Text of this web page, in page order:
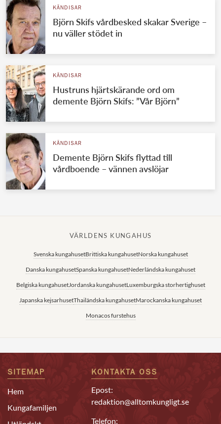
KÄNDISAR
Björn Skifs vårdbesked skakar Sverige –
nu väller stödet in
KÄNDISAR
Hustruns hjärtskärande ord om
demente Björn Skifs: ”Vår Björn”
KÄNDISAR
Demente Björn Skifs flyttad till
vårdboende – vännen avslöjar
VÄRLDENS KUNGAHUS
Svenska kungahusetBrittiska kungahusetNorska kungahuset
Danska kungahusetSpanska kungahusetNederländska kungahuset
Belgiska kungahusetJordanska kungahusetLuxemburgska storhertighuset
Japanska kejsarhusetThailändska kungahusetMarockanska kungahuset
Monacos furstehus
SITEMAP
Hem
Kungafamiljen
KONTAKTA OSS
Epost:
redaktion@alltomkungligt.se
Telefon: